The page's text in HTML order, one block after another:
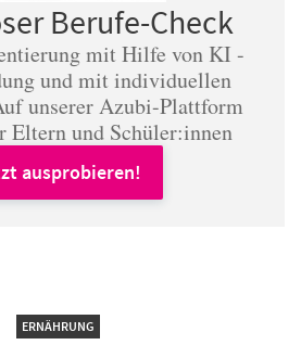
Berufe-Check
mit Hilfe von KI -
und mit individuellen
unserer Azubi-Plattform
Eltern und Schüler:innen
ausprobieren!
ERNÄHRUNG